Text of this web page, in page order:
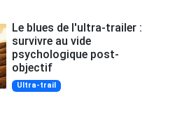
Le blues de l'ultra-trailer :
survivre au vide
psychologique post-
objectif
Ultra-trail